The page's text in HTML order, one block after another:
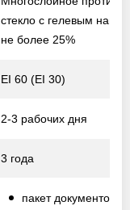
стекло с гелевым
не более 25%
EI 60 (EI 30)
2-3 рабочих дня
3 года
пакет документов с